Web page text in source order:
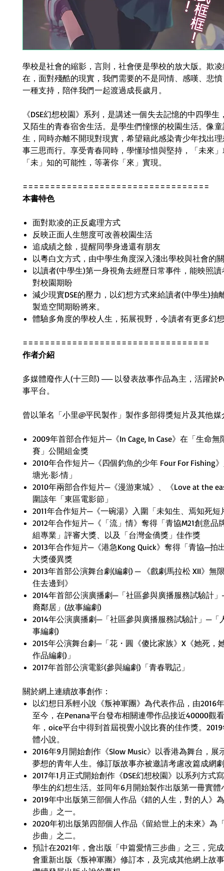
學校是社會的縮影，言則，社會便是學校的放大版。欺
在，面對殘酷的現實，我們需要的不是同情、感嘆、悲
一種支持，陪伴我們一起渡過成長歲月。
《DSE幻想校園》系列，是講述一個失去記憶的中四學生
又陌生的青春宿舍生活。是學生們憧憬的校園生活。像
生，同時亦離不開現對現實，希望籍此感染青少年找出
事三思而行。享受青春同時，學懂珍惜與堅持，「未來
「未」知的可能性，等著你「來」實現。
==================================
本書特色
面對欺凌的正反處理方式
反映正面人生態度可改善校園生活
追成績之餘，提醒同學身邊還有朋友
以粵白文方式，由中學生角度深入淺出學校與社會的
以讀者(中學生)第一身視角去經歷日常事件，能映照
對校園期盼
減少現實DSE的壓力，以幻想方式來給讀者(中學生)抽
製造空間期盼將來。
體驗多角度的學校人生，拓展視野，令讀者有更多幻
==================================
作者介紹
多媒體廢作人(十三郎) ── 以發表故事作品為主，活躍於
事平台。
曾以筆名「小里@平民製作」製作多部得獎短片及其他媒
2009年首部合作短片─《In Cage, In Case》在「生命無
賽」公開組金獎
2010年合作短片─《四個釣魚的少年 Four For Fishing
塘光‧影‧情」
2010年兩部合作短片─《漫游東城》、《Love at the
圍該年「東區電影節」
2011年合作短片─《一碗湯》入圍「未知生、焉知死短
2012年合作短片─《「流」情》奪得「青協M21創意品
組專業」評審大獎、以及「台灣金僑獎」佳作獎
2013年合作短片─《港急Kong Quick》奪得「青協─拍
大獎優異獎
2013年首部公演舞台劇(編劇) ─ 《戲劇馬拉松 XII》無
住去邊到》
2014年首部公演廣播劇─「社區參與廣播服務試驗計
裔鄰居」 (故事編劇)
2014年公演廣播劇─「社區參與廣播服務試驗計」─「
事編劇)
2015年公演舞台劇─「花・圓《傻比家族》 X 《她死，
作品編劇) 」
2017年首部公演電影(參與編劇) 「青春戰記」
關於網上連續故事創作：
以幻想日系輕小說《叛神軍團》為代表作品，由2016年
至今，在Penana平台發布相關連帶作品接近40000觀
年， oice平台中得到首屆視覺小說比賽的佳作獎。 2019
體小說。
2016年9月開始創作《Slow Music》以香港為舞台，展
夢想的青年人生。修訂版故事亦被邀請考慮改篇成網
2017年1 月正式開始創作《DSE幻想校園》以系列方式
學生的幻想生活。並同年6月開始製作出版第一冊實體
2019年中出版第三部個人作品《錯的人生，對的人》
步曲」之一。
2020年初出版第四部個人作品《留給世上的未來》為
步曲」之二。
預計在2021年，會出版「中篇愛情三步曲」之三，完
會重新出版《叛神軍團》修訂本，及完成其他網上故